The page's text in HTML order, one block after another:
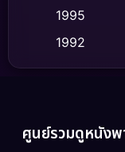
Dance เต้น
Detective สืบสว
Disaster
1995
1992
1989
ศูนย์รวมดูหนังพ